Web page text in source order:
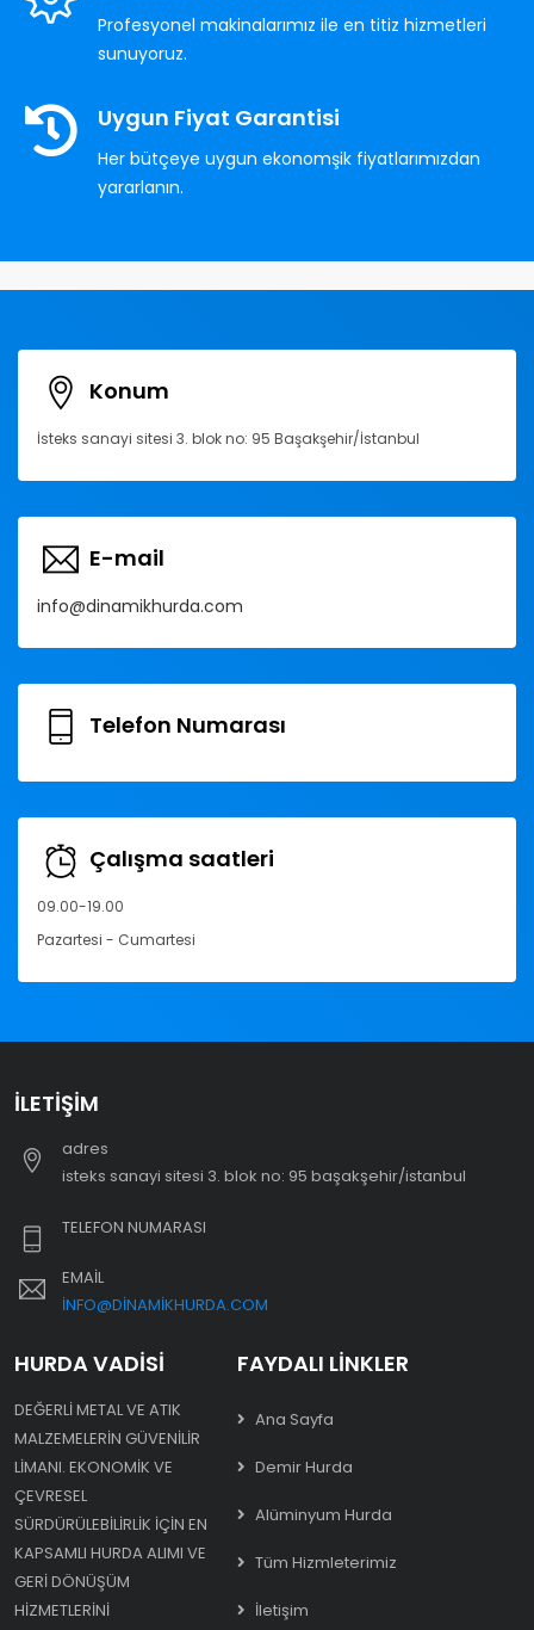
Profesyonel makinalarımız ile en titiz hizmetleri
sunuyoruz.
Uygun Fiyat Garantisi
Her bütçeye uygun ekonomşik fiyatlarımızdan
yararlanın.
Konum
İsteks sanayi sitesi 3. blok no: 95 Başakşehir/İstanbul
E-mail
info@dinamikhurda.com
Telefon Numarası
Çalışma saatleri
09.00-19.00
Pazartesi - Cumartesi
İLETIŞIM
adres
i̇steks sanayi sitesi 3. blok no: 95 başakşehir/i̇stanbul
TELEFON NUMARASI
EMAIL
INFO@DINAMIKHURDA.COM
HURDA VADISI
DEĞERLI METAL VE ATIK
MALZEMELERIN GÜVENILIR
LIMANI. EKONOMIK VE
ÇEVRESEL
SÜRDÜRÜLEBILIRLIK IÇIN EN
KAPSAMLI HURDA ALIMI VE
GERI DÖNÜŞÜM
HIZMETLERINI
FAYDALI LINKLER
Ana Sayfa
Demir Hurda
Alüminyum Hurda
Tüm Hizmleterimiz
İletişim